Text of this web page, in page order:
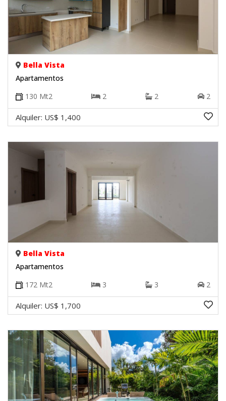
Bella Vista
Apartamentos
130 Mt2 2 2 2
Alquiler: US$ 1,400
Bella Vista
Apartamentos
172 Mt2 3 3 2
Alquiler: US$ 1,700